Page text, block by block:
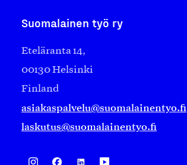
Suomalainen työ ry
Eteläranta 14,
00130 Helsinki
Finland
asiakaspalvelu@suomalainentyo.fi
laskutus@suomalainentyo.fi